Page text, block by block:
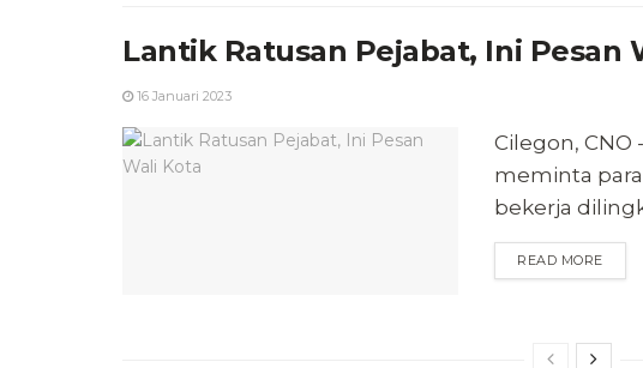
Lantik Ratusan Pejabat, Ini Pesan
16 Januari 2023
Cilegon, CNO
meminta para
bekerja
READ MORE